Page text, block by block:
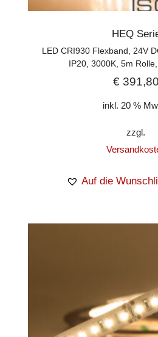
HEQ
LED CRI930 Flexband, 24V
IP20, 3000K, 5m
€391,80
inkl. 20 %
zzgl.
Auf die